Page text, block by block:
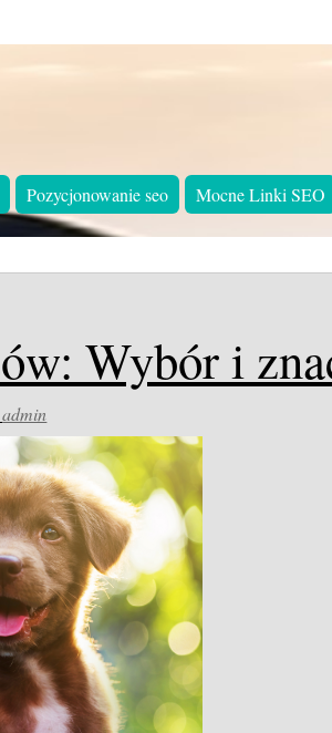
Pozycjonowanie seo Mocne Linki SEO
Wybór i
admin